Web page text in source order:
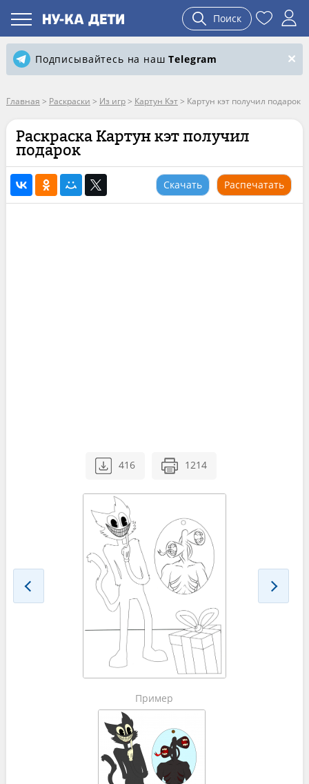
Поиск
Подписывайтесь на нашTelegram
Главная > Раскраски > Из игр> Картун Кэт> Картун кэт получил подарок
Раскраска Картун кэт получил
подарок
Скачать Распечатать
416 1214
Пример